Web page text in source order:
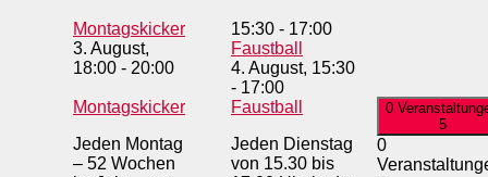
Montagskicker
3. August,
18:00 - 20:00
Montagskicker
Jeden Montag
– 52 Wochen
15:30 - 17:00
Faustball
4. August, 15:30
- 17:00
Faustball
Jeden Dienstag
von 15.30 bis
0
5
0